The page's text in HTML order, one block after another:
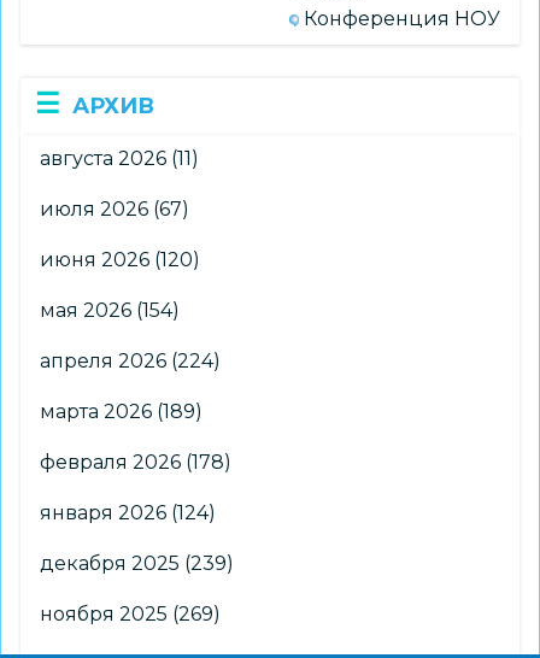
Конференция НОУ
АРХИВ
августа 2026 (11)
июля 2026 (67)
июня 2026 (120)
мая 2026 (154)
апреля 2026 (224)
марта 2026 (189)
февраля 2026 (178)
января 2026 (124)
декабря 2025 (239)
ноября 2025 (269)